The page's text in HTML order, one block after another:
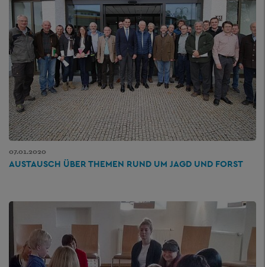
07.01.2020
AUSTAUSCH ÜBER THEMEN RUND UM JAGD UND FORST